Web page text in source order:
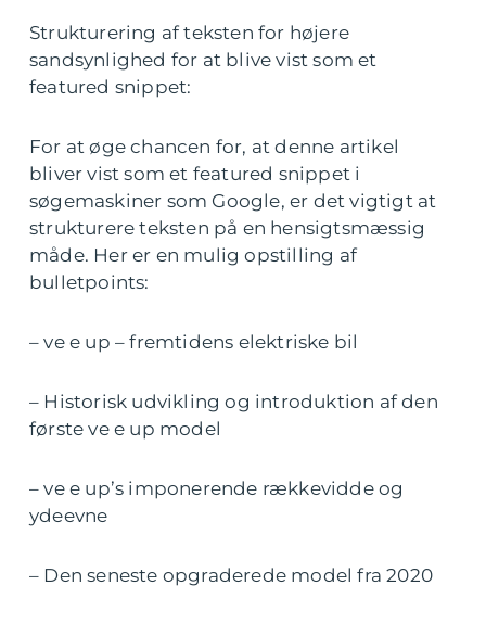
Strukturering af teksten for højere
sandsynlighed for at blive vist som et
featured snippet:
For at øge chancen for, at denne artikel
bliver vist som et featured snippet i
søgemaskiner som Google, er det vigtigt at
strukturere teksten på en hensigtsmæssig
måde. Her er en mulig opstilling af
bulletpoints:
– ve e up – fremtidens elektriske bil
– Historisk udvikling og introduktion af den
første ve e up model
– ve e up’s imponerende rækkevidde og
ydeevne
– Den seneste opgraderede model fra 2020